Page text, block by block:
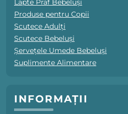
Lapte Praf Bebeluși
Produse pentru Copii
Scutece Adulți
Scutece Bebeluși
Șervețele Umede Bebeluși
Suplimente Alimentare
INFORMAȚII